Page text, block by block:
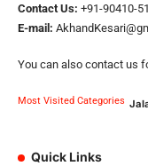
Contact Us: +91-90410-
E-mail:
You can also contact us
Most Visited Categories
Quick Links